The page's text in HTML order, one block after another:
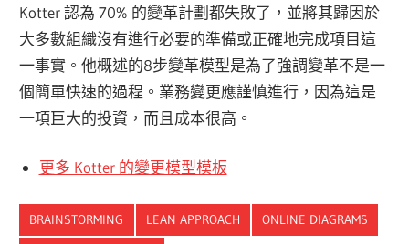
Kotter 認為 70% 的變革計劃都失敗了，並將其歸因於
大多數組織沒有進行必要的準備或正確地完成項目這
一事實。他概述的8步變革模型是為了強調變革不是一
個簡單快速的過程。業務變更應謹慎進行，因為這是
一項巨大的投資，而且成本很高。
更多 Kotter 的變更模型模板
BRAINSTORMING LEAN APPROACH ONLINE DIAGRAMS